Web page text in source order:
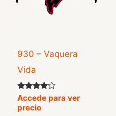
930 – Vaquera
Vida
Valorado
con
4.00
Accede para ver
precio